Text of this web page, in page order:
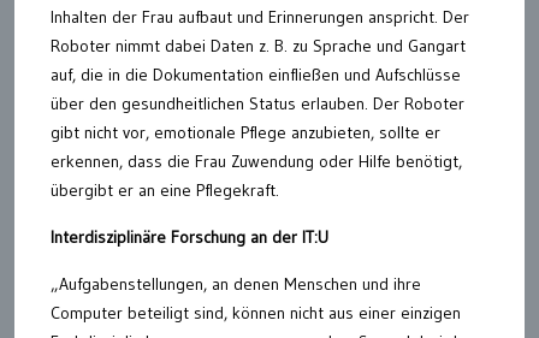
Inhalten der Frau aufbaut und Erinnerungen anspricht. Der
Roboter nimmt dabei Daten z. B. zu Sprache und Gangart
auf, die in die Dokumentation einfließen und Aufschlüsse
über den gesundheitlichen Status erlauben. Der Roboter
gibt nicht vor, emotionale Pflege anzubieten, sollte er
erkennen, dass die Frau Zuwendung oder Hilfe benötigt,
übergibt er an eine Pflegekraft.
Interdisziplinäre Forschung an der IT:U
„Aufgabenstellungen, an denen Menschen und ihre
Computer beteiligt sind, können nicht aus einer einzigen